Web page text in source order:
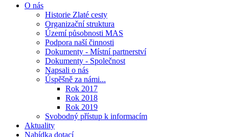
O nás
Historie Zlaté cesty
Organizační struktura
Území působnosti MAS
Podpora naší činnosti
Dokumenty - Místní partnerství
Dokumenty - Společnost
Napsali o nás
Úspěšně za námi...
Rok 2017
Rok 2018
Rok 2019
Svobodný přístup k informacím
Aktuality
Nabídka dotací